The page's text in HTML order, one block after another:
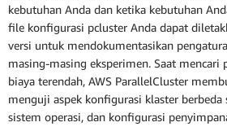
kebutuhan Anda dan ketika kebutuhan
file konfigurasi pcluster Anda dapat
versi untuk mendokumentasikan
masing-masing eksperimen. Saat mencari
biaya terendah, AWS ParallelCluster
menguji aspek konfigurasi klaster berbeda
sistem operasi, dan konfigurasi